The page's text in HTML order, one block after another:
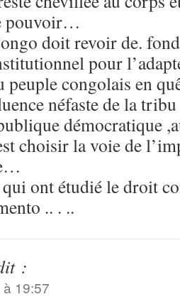
pouvoir…
doit revoir de.
pour
peuple congolais en
néfaste de la
démocratique
choisir la voie de
ont étudié le droit
.. . ..
:
19:57